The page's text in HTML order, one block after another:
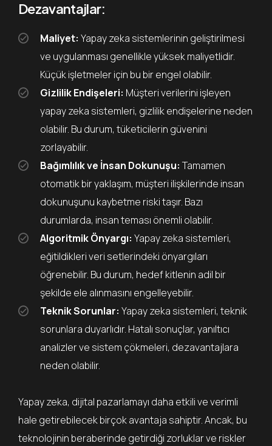
Dezavantajlar:
Maliyet: Yapay zeka sistemlerinin geliştirilmesi
ve uygulanması genellikle yüksek maliyetlidir.
Küçük işletmeler için bu bir engel olabilir.
Gizlilik Endişeleri: Müşteri verilerini işleyen
yapay zeka sistemleri, gizlilik endişelerine neden
olabilir. Bu durum, tüketicilerin güvenini
zorlayabilir.
Bağımlılık ve İnsan Dokunuşu: Tamamen
otomatik bir yaklaşım, müşteri ilişkilerinde insan
dokunuşunu kaybetme riski taşır. Bazı
durumlarda, insan teması önemli olabilir.
Algoritmik Önyargı: Yapay zeka sistemleri,
eğitildikleri veri setlerindeki önyargıları
öğrenebilir. Bu durum, hedef kitlenin adil bir
şekilde ele alınmasını engelleyebilir.
Teknik Sorunlar: Yapay zeka sistemleri, teknik
sorunlara duyarlıdır. Hatalı sonuçlar, yanıltıcı
analizler ve sistem çökmeleri, dezavantajlara
neden olabilir.
Yapay zeka, dijital pazarlamayı daha etkili ve verimli
hale getirebilecek birçok avantaja sahiptir. Ancak, bu
teknolojinin beraberinde getirdiği zorluklar ve riskler